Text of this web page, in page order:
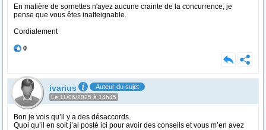
En matière de sornettes n'ayez aucune crainte de la concurrence, je
pense que vous êtes inatteignable.
Cordialement
0
ivarius Auteur du sujet
Le 11/06/2025 à 14h45
Bon je vois qu’il y a des désaccords.
Quoi qu’il en soit j’ai posté ici pour avoir des conseils et vous m’en avez